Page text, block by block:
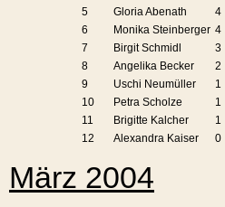
5
Gloria Abenath 4
6
Monika Steinberger 4
7
Birgit Schmidl 3
8
Angelika Becker 2
9
Uschi Neumüller 1
10
Petra Scholze 1
11
Brigitte Kalcher 1
12
Alexandra Kaiser 0
März 2004